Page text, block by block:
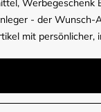
Werbegeschenk
- der Wunsch-
mit persönlicher,